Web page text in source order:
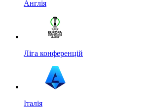
Англія
Ліга конференцій
Італія